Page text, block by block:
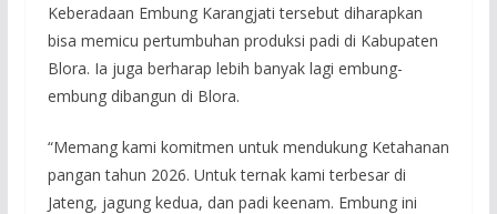
Keberadaan Embung Karangjati tersebut diharapkan
bisa memicu pertumbuhan produksi padi di Kabupaten
Blora. Ia juga berharap lebih banyak lagi embung-
embung dibangun di Blora.
“Memang kami komitmen untuk mendukung Ketahanan
pangan tahun 2026. Untuk ternak kami terbesar di
Jateng, jagung kedua, dan padi keenam. Embung ini